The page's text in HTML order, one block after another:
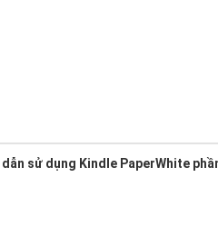
dẫn sử dụng Kindle PaperWhite